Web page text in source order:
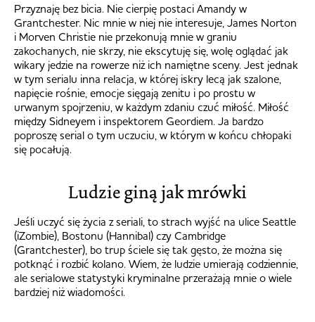
Przyznaję bez bicia. Nie cierpię postaci Amandy w
Grantchester. Nic mnie w niej nie interesuje, James Norton
i Morven Christie nie przekonują mnie w graniu
zakochanych, nie skrzy, nie ekscytuję się, wolę oglądać jak
wikary jedzie na rowerze niż ich namiętne sceny. Jest jednak
w tym serialu inna relacja, w której iskry lecą jak szalone,
napięcie rośnie, emocje sięgają zenitu i po prostu w
urwanym spojrzeniu, w każdym zdaniu czuć miłość. Miłość
między Sidneyem i inspektorem Geordiem. Ja bardzo
poproszę serial o tym uczuciu, w którym w końcu chłopaki
się pocałują.
Ludzie giną jak mrówki
Jeśli uczyć się życia z seriali, to strach wyjść na ulice Seattle
(iZombie), Bostonu (Hannibal) czy Cambridge
(Grantchester), bo trup ściele się tak gęsto, że można się
potknąć i rozbić kolano. Wiem, że ludzie umierają codziennie,
ale serialowe statystyki kryminalne przerażają mnie o wiele
bardziej niż wiadomości.